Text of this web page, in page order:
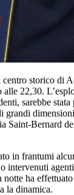
storico di
22,30.
sarebbe
grandi
Saint-Bernard
in frantumi
intervenuti
ha
la dinamica.